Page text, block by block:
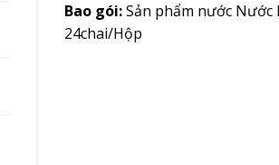
Bao gói:Sản phẩm nước Nước
24chai/Hộp